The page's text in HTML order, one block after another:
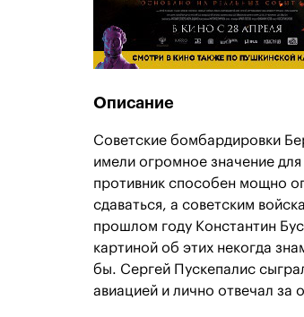
Описание
Советские бомбардировки
имели огромное значение
противник способен мощно
сдаваться, а советским
прошлом году Константин
картиной об этих некогда
бы. Сергей Пускепалис
авиацией и лично отвечал за